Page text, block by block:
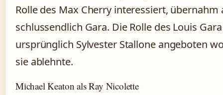
Rolle des Max Cherry interessiert, übernahm
schlussendlich Gara. Die Rolle des Louis
ursprünglich Sylvester Stallone angeboten
sie ablehnte.
Michael Keaton als Ray Nicolette